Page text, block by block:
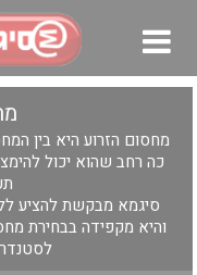
מחסום הזרוע היא בין
כה רחב שהוא יכול
סיגמא מבקשת להציע
והיא מקפידה בבחירת